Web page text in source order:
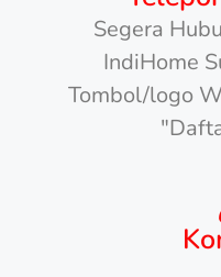
Segera
IndiHome
Tombol/logo